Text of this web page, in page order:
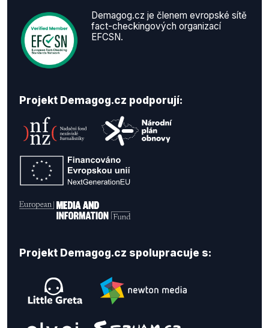
Demagog.cz je členem evropské sítě
fact-checkingových organizací
EFCSN.
Projekt Demagog.cz podporují:
Projekt Demagog.cz spolupracuje s: